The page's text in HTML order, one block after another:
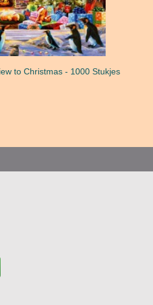
to Christmas - 1000 Stukjes